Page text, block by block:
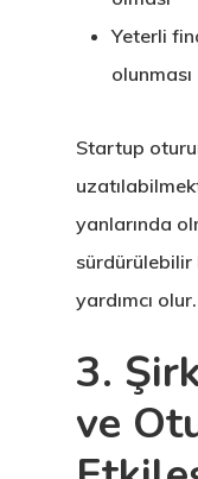
Yeterli
olunması
Startup
yanlarında
sürdürülebilir
yardımcı olur.
3.
ve